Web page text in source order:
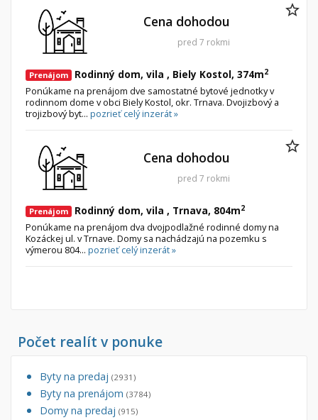
Prenájom Rodinný dom, vila , Biely Kostol, 374m2
Ponúkame na prenájom dve samostatné bytové jednotky v
rodinnom dome v obci Biely Kostol, okr. Trnava. Dvojizbový a
trojizbový byt... pozrieť celý inzerát »
Cena dohodou
pred 7 rokmi
Prenájom Rodinný dom, vila , Trnava, 804m2
Ponúkame na prenájom dva dvojpodlažné rodinné domy na
Kozáckej ul. v Trnave. Domy sa nachádzajú na pozemku s
výmerou 804... pozrieť celý inzerát »
Cena dohodou
pred 7 rokmi
Počet realít v ponuke
Byty na predaj (2931)
Byty na prenájom (3784)
Domy na predaj (915)